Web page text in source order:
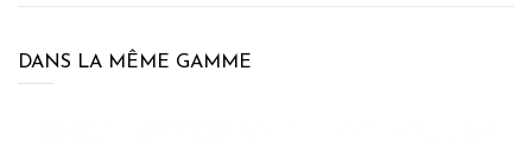
DANS LA MÊME GAMME